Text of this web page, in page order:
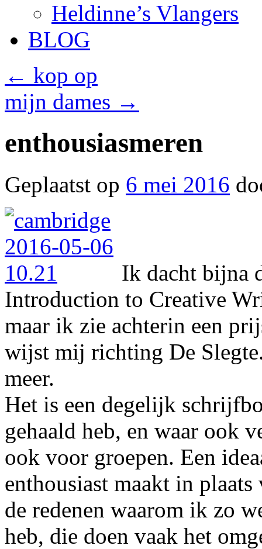
Heldinne’s Vlangers
BLOG
← kop op
mijn dames →
enthousiasmeren
Geplaatst op 6 mei 2016
Ik dacht bijna
Introduction to Creative
maar ik zie achterin een
wijst mij richting De
meer.
Het is een degelijk
gehaald heb, en waar ook
ook voor groepen. Een
enthousiast maakt in
de redenen waarom ik zo
heb, die doen vaak het